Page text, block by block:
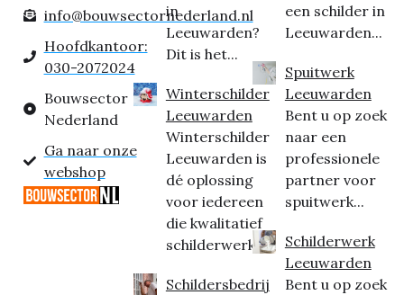
info@bouwsectornederland.nl
Hoofdkantoor:
030-2072024
Bouwsector
Nederland
Ga naar onze
webshop
in
Leeuwarden?
Dit is het...
Winterschilder
Leeuwarden
Winterschilder
Leeuwarden is
dé oplossing
voor iedereen
die kwalitatief
schilderwerk...
Schildersbedrij
een schilder in
Leeuwarden...
Spuitwerk
Leeuwarden
Bent u op zoek
naar een
professionele
partner voor
spuitwerk...
Schilderwerk
Leeuwarden
Bent u op zoek